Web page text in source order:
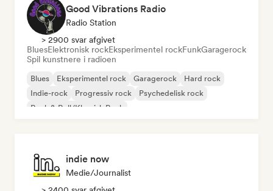
Good Vibrations Radio
Radio Station
> 2900 svar afgivet
BluesElektronisk rockEksperimentel rockFunkGaragerock
Spil kunstnere i radioen
Blues Eksperimentel rock Garagerock
Hard rock
Indie-rock
Progressiv rock
Psychedelisk rock
Rock & Roll/Klassisk Rock
indie now
Medie/journalist